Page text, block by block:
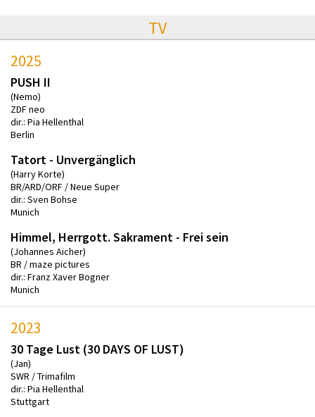
TV
2025
PUSH II
(Nemo)
ZDF neo
dir.: Pia Hellenthal
Berlin
Tatort - Unvergänglich
(Harry Korte)
BR/ARD/ORF / Neue Super
dir.: Sven Bohse
Munich
Himmel, Herrgott. Sakrament - Frei sein
(Johannes Aicher)
BR / maze pictures
dir.: Franz Xaver Bogner
Munich
2023
30 Tage Lust (30 DAYS OF LUST)
(Jan)
SWR / Trimafilm
dir.: Pia Hellenthal
Stuttgart